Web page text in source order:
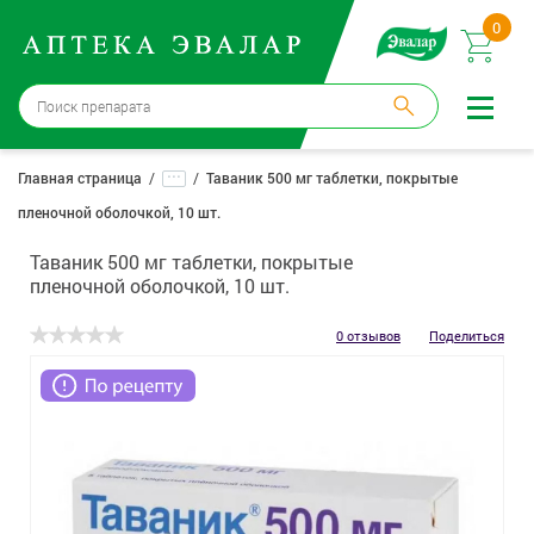
0
Бийск→ 15 аптек
Войти |
Регистрация
Доставка и оплата
Способ получения:
не выбран,изменить
Эвалар
Косметика
Главная страница ...
Таваник 500 мг таблетки, покрытые
пленочной оболочкой, 10 шт.
Таваник 500 мг таблетки, покрытые
пленочной оболочкой, 10 шт.
0 отзывов Поделиться